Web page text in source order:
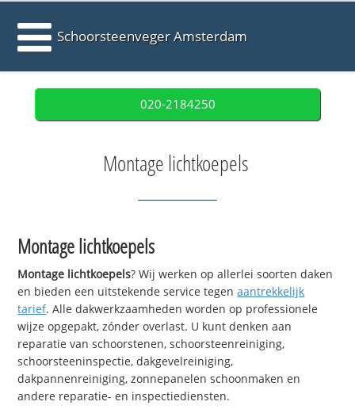
Schoorsteenveger Amsterdam
020-2184250
Montage lichtkoepels
Montage lichtkoepels
Montage lichtkoepels? Wij werken op allerlei soorten daken
en bieden een uitstekende service tegenaantrekkelijk
tarief. Alle dakwerkzaamheden worden op professionele
wijze opgepakt, zónder overlast. U kunt denken aan
reparatie van schoorstenen, schoorsteenreiniging,
schoorsteeninspectie, dakgevelreiniging,
dakpannenreiniging, zonnepanelen schoonmaken en
andere reparatie- en inspectiediensten.